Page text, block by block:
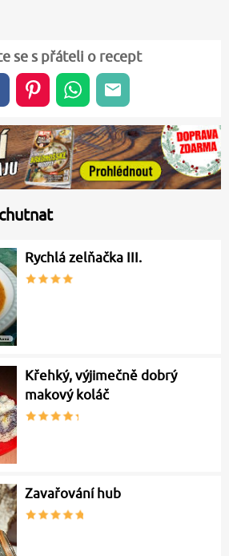
se s přáteli o recept
Rychlá zelňačka III.
Křehký, výjimečně dobrý
makový koláč
Zavařování hub